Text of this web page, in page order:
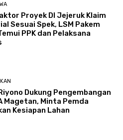
Proyek DI Jejeruk Klaim
Sesuai Spek, LSM Pakem
PPK dan Pelaksana
Dukung Pengembangan
Magetan, Minta Pemda
Kesiapan Lahan